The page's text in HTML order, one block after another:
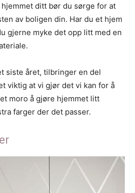
ditt bør du sørge for at
av boligen din. Har du et hjem
gjerne myke det opp litt med en
siste året, tilbringer en del
viktig at vi gjør det vi kan for å
moro å gjøre hjemmet litt
farger der det passer.